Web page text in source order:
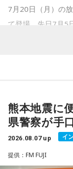
■2026年8月8日に
2026年8月8日は
・財布を新調する
・銀行口座を開設
・旅行や帰省、出
・神社へ参拝する
ただし、財布を新
るわけではありま
られている習慣で
ため、宝くじを購
す。
一方で、宝くじの
大森：「ダーリン
は結構すごいです
あいう感じだった
か良かったのかな
結構僕の中では「
ムと話を進めてい
7月20日（月）の
て登場。先日7月5
「ゼンジン未到と
Mrs. GREEN
＜リスナーからの
熊本地震に
県警察が手
2026.08.07 up イ
提供：FM FUJI